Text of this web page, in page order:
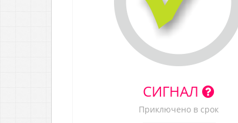
СИГНАЛ
Приключено в срок